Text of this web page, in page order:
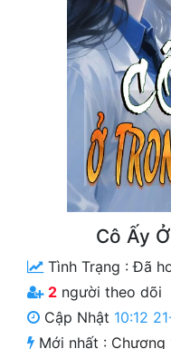
Truyện Convert
Truyện Nhập Môn
Truyện ngắn
Cung Đấu
Cô Ấy
Tình Trạng :Đã
2 người theo dõi
Cập Nhật 10:12
Mới nhất : Chương